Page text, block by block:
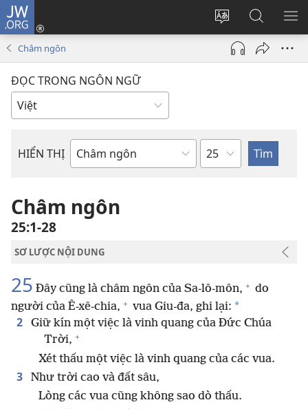
JW.ORG
Thay
đổi
ngôn
Đăng
nhập
Tìm
kiếm
JW.ORG
Châm ngôn
ĐỌC TRONG NGÔN NGỮ
HIỂN THỊ
Sách
Thánh
Chương
Châm ngôn
25:1-28
SƠ LƯỢC NỘI DUNG
25 Đây cũng là châm ngôn của Sa-lô-môn, + do
người của Ê-xê-chia, + vua Giu-đa, ghi lại: *
2
Giữ kín một việc là vinh quang của Đức Chúa
Trời, +
Xét thấu một việc là vinh quang của các vua.
3
Như trời cao và đất sâu,
Lòng các vua cũng không sao dò thấu.